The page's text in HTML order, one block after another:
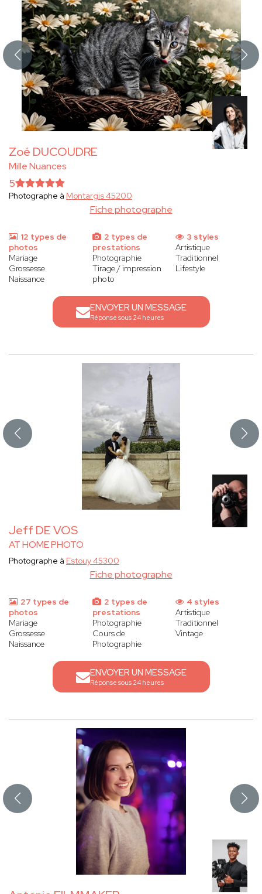
Zoé DUCOUDRE
Mille Nuances
Fiche photographe
5
Photographe à Montargis 45200
12 types de
photos
Mariage
Grossesse
Naissance
2 types de
prestations
Photographie
Tirage / impression
photo
3 styles
Artistique
Traditionnel
Lifestyle
ENVOYER UN MESSAGE
Réponse sous 24 heures
Jeff DE VOS
AT HOME PHOTO
Fiche photographe
Photographe à Estouy 45300
27 types de
photos
Mariage
Grossesse
Naissance
2 types de
prestations
Photographie
Cours de
Photographie
4 styles
Artistique
Traditionnel
Vintage
ENVOYER UN MESSAGE
Réponse sous 24 heures